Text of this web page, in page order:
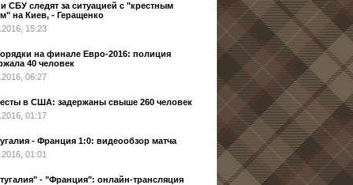
СБУ следят за ситуацией с "крестным
на Киев, - Геращенко
15:23
на финале Евро-2016: полиция
40 человек
06:27
в США: задержаны свыше 260 человек
01:17
- Франция 1:0: видеообзор матча
01:01
- "Франция": онлайн-трансляция